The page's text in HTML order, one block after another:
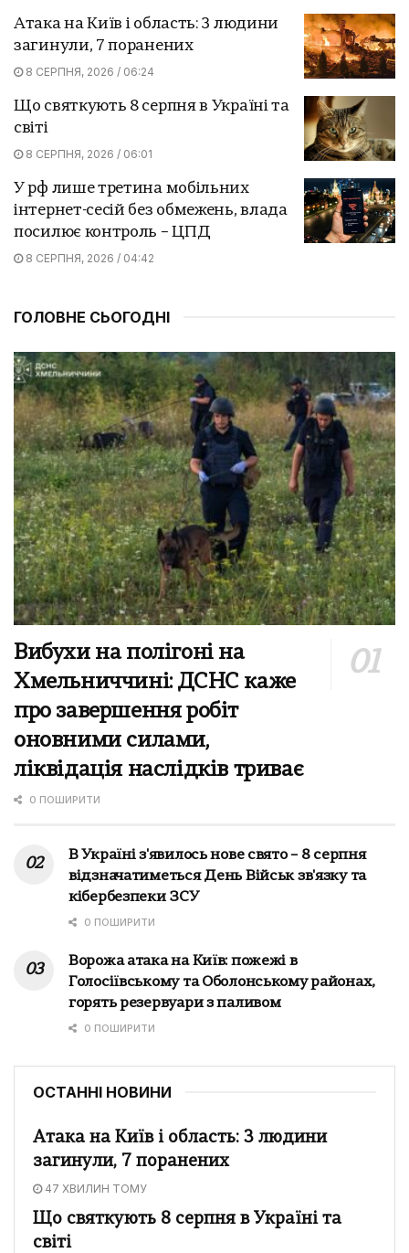
Атака на Київ і область: 3 людини
загинули, 7 поранених
8 СЕРПНЯ, 2026 / 06:24
Що святкують 8 серпня в Україні та
світі
8 СЕРПНЯ, 2026 / 06:01
У рф лише третина мобільних
інтернет-сесій без обмежень, влада
посилює контроль – ЦПД
8 СЕРПНЯ, 2026 / 04:42
ГОЛОВНЕ СЬОГОДНІ
Вибухи на полігоні на
Хмельниччині: ДСНС каже
про завершення робіт
оновними силами,
ліквідація наслідків триває
0 ПОШИРИТИ
В Україні з'явилось нове свято – 8 серпня
відзначатиметься День Військ зв'язку та
кібербезпеки ЗСУ
0 ПОШИРИТИ
Ворожа атака на Київ: пожежі в
Голосіївському та Оболонському районах,
горять резервуари з паливом
0 ПОШИРИТИ
ОСТАННІ НОВИНИ
Атака на Київ і область: 3 людини
загинули, 7 поранених
47 ХВИЛИН ТОМУ
Що святкують 8 серпня в Україні та
світі